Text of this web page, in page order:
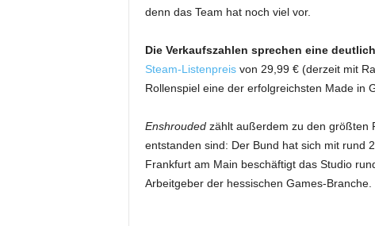
denn das Team hat noch viel vor.
Die Verkaufszahlen sprechen eine
Steam-Listenpreisvon 29,99 € (derzeit mit
Rollenspiel eine der erfolgreichsten Made in
Enshroudedzählt außerdem zu den größten
entstanden sind: Der Bund hat sich mit rund
Frankfurt am Main beschäftigt das Studio
Arbeitgeber der hessischen Games-Branche.